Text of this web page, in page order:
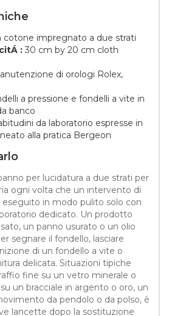
cotone impregnato a due strati
: 30 cm by 20 cm cloth
di orologi Rolex,
a pressione e fondelli a vite in
banco
da laboratorio espresse in
alla pratica Bergeon
per lucidatura a due strati per
ogni volta che un intervento di
eseguito in modo pulito solo con
dedicato. Un prodotto
un panno usurato o un olio
segnare il fondello, lasciare
di un fondello a vite o
delicata. Situazioni tipiche
fine su un vetro minerale o
un bracciale in argento o oro, un
da pendolo o da polso, è
lancette dopo la sostituzione